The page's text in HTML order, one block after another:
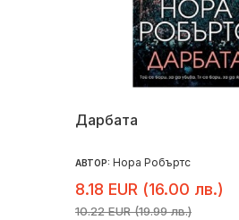
Дарбата
АВТОР: Нора Робъртс
8.18 EUR (16.00 лв.)
10.22 EUR (19.99 лв.)